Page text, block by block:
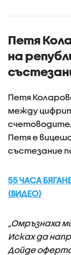
Петя
на
Петя
между
Петя е
състезание
55 ЧАСА
(ВИДЕО)
„Омръзнаха
Исках да
Дойде